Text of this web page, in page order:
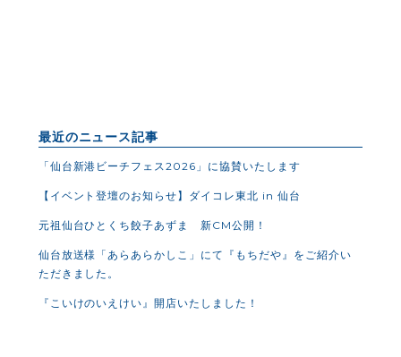
最近のニュース記事
「仙台新港ビーチフェス2026」に協賛いたします
【イベント登壇のお知らせ】ダイコレ東北 in 仙台
元祖仙台ひとくち餃子あずま 新CM公開！
仙台放送様「あらあらかしこ」にて『もちだや』をご紹介い
ただきました。
『こいけのいえけい』開店いたしました！